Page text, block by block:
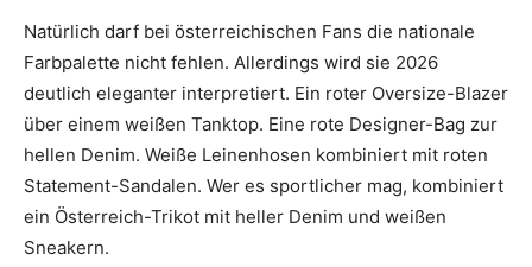
Natürlich darf bei österreichischen Fans die nationale
Farbpalette nicht fehlen. Allerdings wird sie 2026
deutlich eleganter interpretiert. Ein roter Oversize-Blazer
über einem weißen Tanktop. Eine rote Designer-Bag zur
hellen Denim. Weiße Leinenhosen kombiniert mit roten
Statement-Sandalen. Wer es sportlicher mag, kombiniert
ein Österreich-Trikot mit heller Denim und weißen
Sneakern.